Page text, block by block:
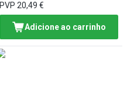
PVP20,49 €
Adicione ao carrinho